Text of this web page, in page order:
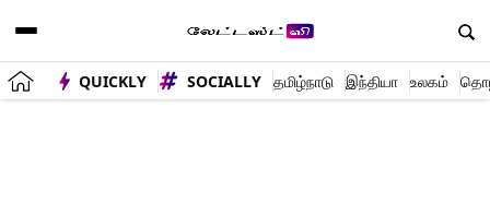
QUICKLY SOCIALLY தமிழ்நாடு இந்தியா உலகம்